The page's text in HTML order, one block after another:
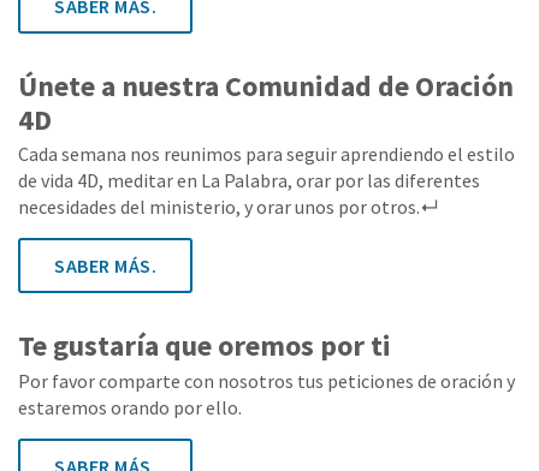
SABER MÁS.
Únete a nuestra Comunidad de Oración
4D
Cada semana nos reunimos para seguir aprendiendo el estilo
de vida 4D, meditar en La Palabra, orar por las diferentes
necesidades del ministerio, y orar unos por otros.↵
SABER MÁS.
Te gustaría que oremos por ti
Por favor comparte con nosotros tus peticiones de oración y
estaremos orando por ello.